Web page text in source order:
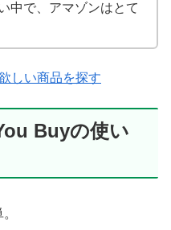
中で、アマゾンはとて
しい商品を探す
Buyの使い